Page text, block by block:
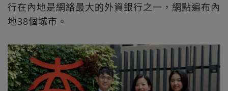
行在內地是網絡最大的外資銀行之一，網點遍布內
地38個城市。